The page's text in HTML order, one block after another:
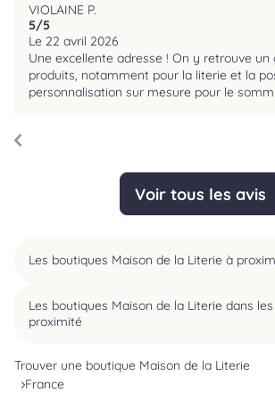
5/5
Le 22 avril 2026
Une excellente adresse ! On y retrouve un
produits, notamment pour la literie et la
personnalisation sur mesure pour le
appréciable. Les délais sont très corrects
impeccable, l'équipe a été rapide, dans les
horaires souhaités et en faisant attention à
vivement ce magasin. Un tel service se fait
VIOLAINE P.
Voir tous les avis
Les boutiques Maison de la Literie à
Les boutiques Maison de la Literie dans
proximité
Trouver une boutique Maison de la Literie
France